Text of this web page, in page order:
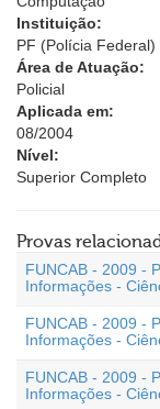
Instituição:
PF (Polícia Federal)
Área de Atuação:
Policial
Aplicada em:
08/2004
Nível:
Superior Completo
Provas
FUNCAB - 2009 -
Informações -
FUNCAB - 2009 -
Informações -
FUNCAB - 2009 -
Informações -